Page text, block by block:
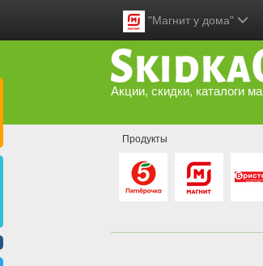
"Магнит у дома"
Акции, скидки, каталоги
Продукты